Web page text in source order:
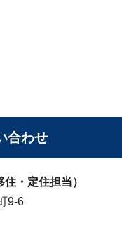
合わせ
・定住担当）
9-6